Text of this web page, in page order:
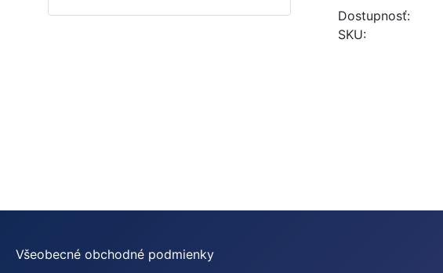
Dostupnosť:
SKU:
Všeobecné obchodné podmienky